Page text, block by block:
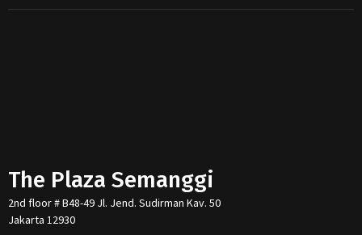
The Plaza Semanggi
2nd floor # B48-49 Jl. Jend. Sudirman Kav. 50
Jakarta 12930